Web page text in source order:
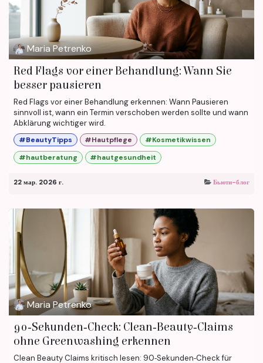
Maria Petrenko
Red Flags vor einer Behandlung: Wann Sie
besser pausieren
Red Flags vor einer Behandlung erkennen: Wann Pausieren
sinnvoll ist, wann ein Termin verschoben werden sollte und wann
Abklärung wichtiger wird.
#BeautyTipps #Hautpflege
#Kosmetikwissen
#hautberatung
#hautgesundheit
22 мар. 2026 г. Бьюти-блог
Maria Petrenko
90‑Sekunden‑Check: Clean‑Beauty‑Claims
ohne Greenwashing erkennen
Clean Beauty Claims kritisch lesen: 90‑Sekunden‑Check für